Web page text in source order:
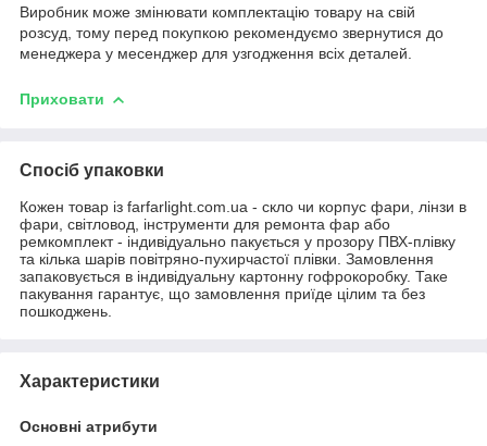
Виробник може змінювати комплектацію товару на свій
розсуд, тому перед покупкою рекомендуємо звернутися до
менеджера у месенджер для узгодження всіх деталей.
Приховати
Спосіб упаковки
Кожен товар із farfarlight.com.ua - скло чи корпус фари, лінзи в
фари, світловод, інструменти для ремонта фар або
ремкомплект - індивідуально пакується у прозору ПВХ-плівку
та кілька шарів повітряно-пухирчастої плівки. Замовлення
запаковується в індивідуальну картонну гофрокоробку. Таке
пакування гарантує, що замовлення приїде цілим та без
пошкоджень.
Характеристики
Основні атрибути